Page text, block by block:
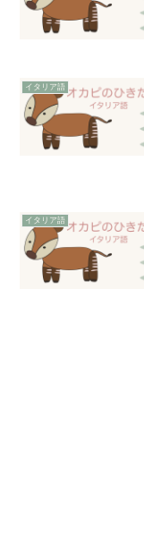
イタリア語
イタリア語